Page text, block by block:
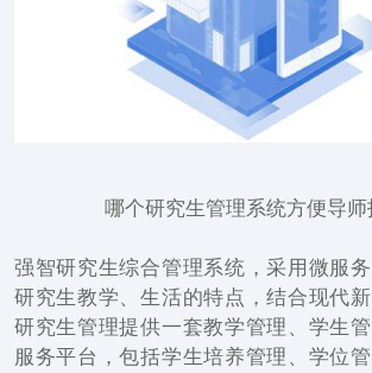
哪个研究生管理系统方便导师
强智研究生综合管理系统，采用微服
研究生教学、生活的特点，结合现代
研究生管理提供一套教学管理、学生
服务平台，包括学生培养管理、学位管